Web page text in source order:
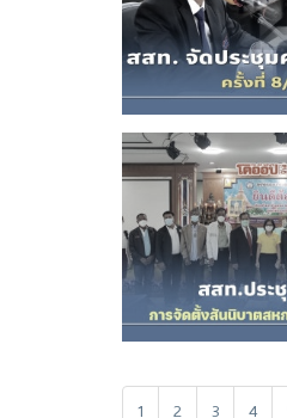
1 2 3 4